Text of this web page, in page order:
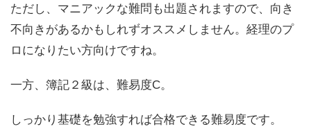
ただし、マニアックな難問も出題されますので、向き
不向きがあるかもしれずオススメしません。経理のプ
ロになりたい方向けですね。
一方、簿記２級は、難易度C。
しっかり基礎を勉強すれば合格できる難易度です。